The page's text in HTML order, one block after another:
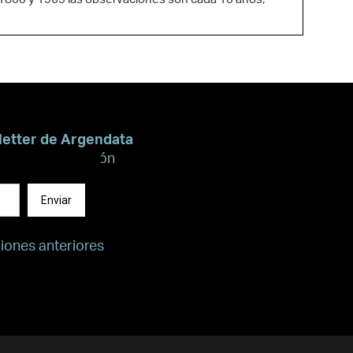
de Argendata
información
Enviar
anteriores